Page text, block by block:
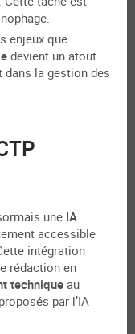
enjeux que
devient un atout
dans la gestion des
une IA
accessible
intégration
rédaction en
techniqueau
par l’IA